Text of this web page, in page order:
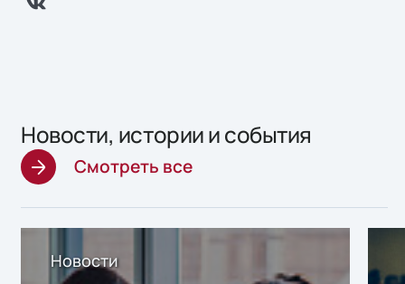
Новости, истории и события
Смотреть все
Новости